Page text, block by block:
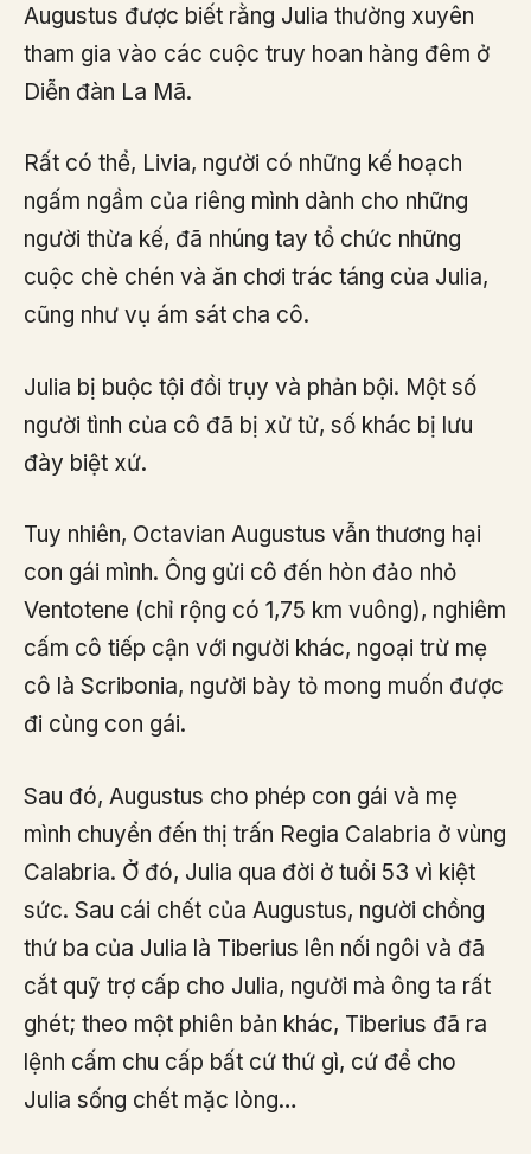
Augustus được biết rằng Julia thường xuyên
tham gia vào các cuộc truy hoan hàng đêm ở
Diễn đàn La Mã.
Rất có thể, Livia, người có những kế hoạch
ngấm ngầm của riêng mình dành cho những
người thừa kế, đã nhúng tay tổ chức những
cuộc chè chén và ăn chơi trác táng của Julia,
cũng như vụ ám sát cha cô.
Julia bị buộc tội đồi trụy và phản bội. Một số
người tình của cô đã bị xử tử, số khác bị lưu
đày biệt xứ.
Tuy nhiên, Octavian Augustus vẫn thương hại
con gái mình. Ông gửi cô đến hòn đảo nhỏ
Ventotene (chỉ rộng có 1,75 km vuông), nghiêm
cấm cô tiếp cận với người khác, ngoại trừ mẹ
cô là Scribonia, người bày tỏ mong muốn được
đi cùng con gái.
Sau đó, Augustus cho phép con gái và mẹ
mình chuyển đến thị trấn Regia Calabria ở vùng
Calabria. Ở đó, Julia qua đời ở tuổi 53 vì kiệt
sức. Sau cái chết của Augustus, người chồng
thứ ba của Julia là Tiberius lên nối ngôi và đã
cắt quỹ trợ cấp cho Julia, người mà ông ta rất
ghét; theo một phiên bản khác, Tiberius đã ra
lệnh cấm chu cấp bất cứ thứ gì, cứ để cho
Julia sống chết mặc lòng…